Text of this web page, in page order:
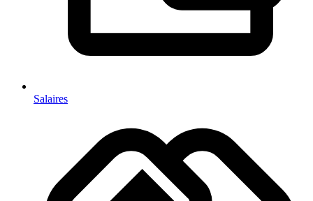
Salaires